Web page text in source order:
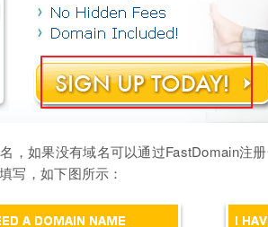
如果没有域名可以通过FastDomain注
写，如下图所示：